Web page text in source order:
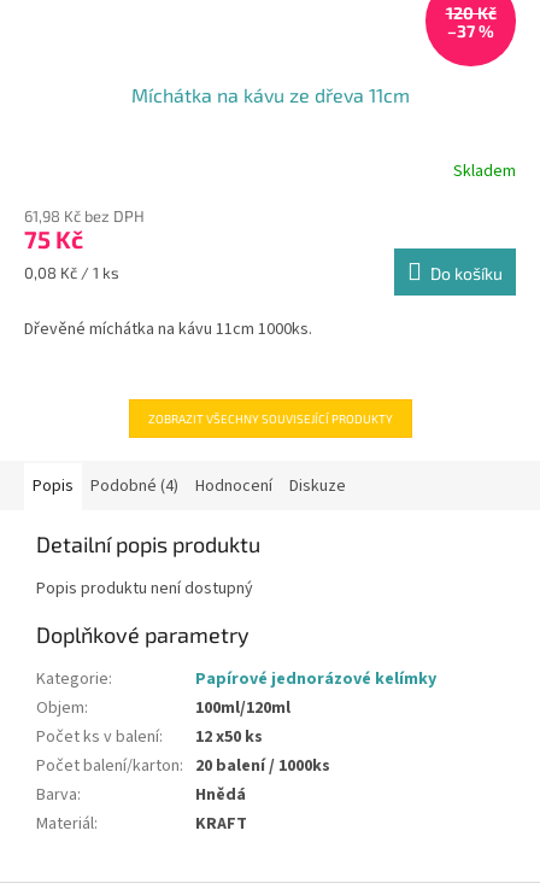
120 Kč
–37 %
Míchátka na kávu ze dřeva 11cm
Skladem
61,98 Kč bez DPH
75 Kč
Měrná
0,08 Kč / 1 ks Do košíku
Dřevěné míchátka na kávu 11cm 1000ks.
ZOBRAZIT VŠECHNY SOUVISEJÍCÍ PRODUKTY
Popis Podobné (4) Hodnocení Diskuze
Detailní popis produktu
Popis produktu není dostupný
Doplňkové parametry
Kategorie:
Papírové jednorázové kelímky
Objem:
100ml/120ml
Počet ks v balení:
12 x50 ks
Počet balení/karton: 20 balení / 1000ks
Barva:
Hnědá
Materiál: KRAFT